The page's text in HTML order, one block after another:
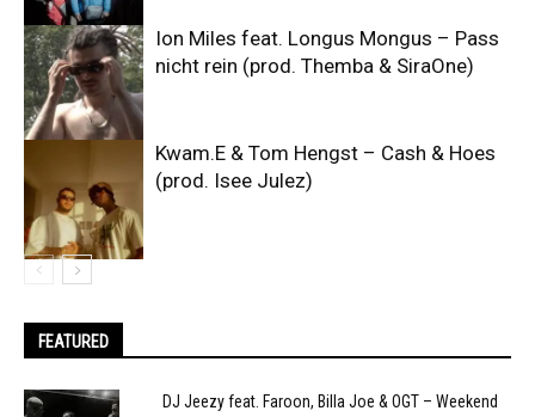
Ion Miles feat. Longus Mongus – Pass
nicht rein (prod. Themba & SiraOne)
Kwam.E & Tom Hengst – Cash & Hoes
(prod. Isee Julez)
FEATURED
DJ Jeezy feat. Faroon, Billa Joe & OGT – Weekend